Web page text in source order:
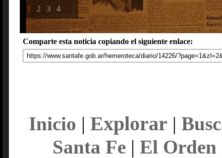
1 2 3 4
Comparte esta noticia copiando el siguiente enlace:
Inicio | Explorar |
Santa Fe| El Orden